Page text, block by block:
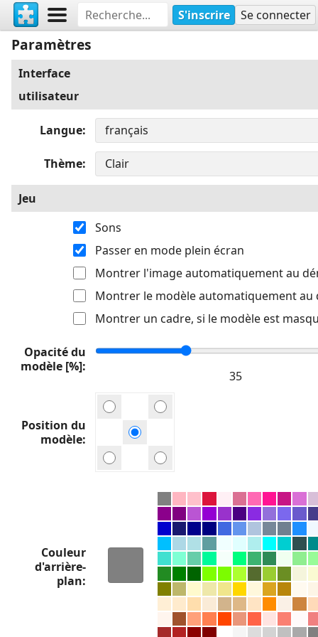
S'inscrire Se connecter
Paramètres
Interface
utilisateur
Langue
Thème
Jeu
Sons
Passer en mode plein écran
Montrer l'image automatiquement au
Montrer le modèle automatiquement au
Montrer un cadre, si le modèle est
Opacité du
modèle [%]
Position du
modèle
Couleur
d'arrière-
plan